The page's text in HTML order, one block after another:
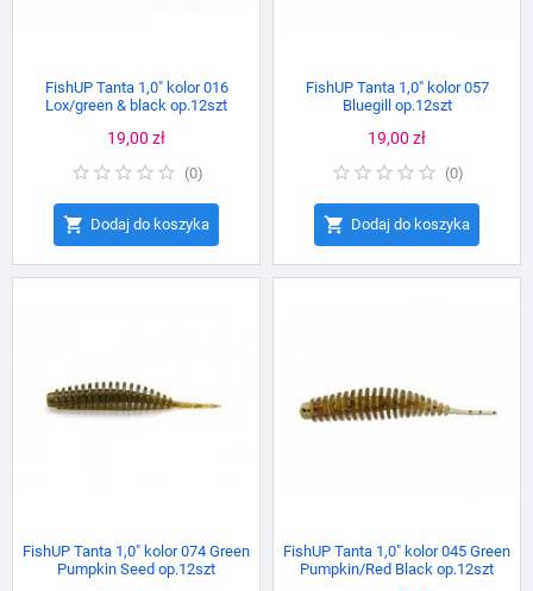
FishUP Tanta 1,0" kolor 016
Lox/green & black op.12szt
Cena
19,00 zł
(0)
 Dodaj do koszyka
FishUP Tanta 1,0" kolor 057
Bluegill op.12szt
Cena
19,00 zł
(0)
 Dodaj do koszyka
FishUP Tanta 1,0" kolor 074 Green
Pumpkin Seed op.12szt
FishUP Tanta 1,0" kolor 045 Green
Pumpkin/Red Black op.12szt